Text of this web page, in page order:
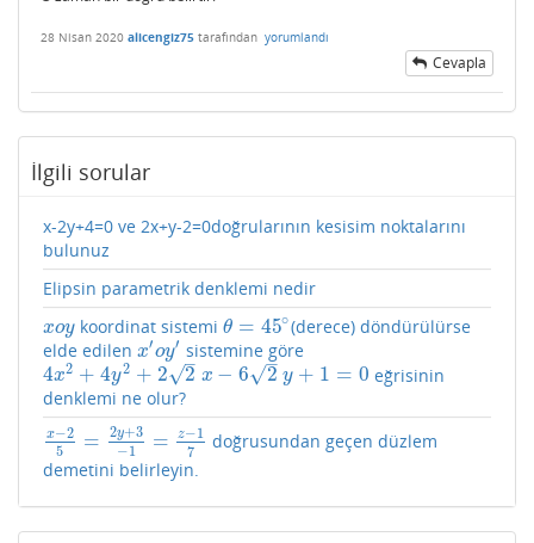
28 Nisan 2020 alicengiz75 tarafından yorumlandı
Cevapla
İlgili sorular
x-2y+4=0 ve 2x+y-2=0doğrularının kesisim noktalarını
bulunuz
Elipsin parametrik denklemi nedir
xoy
xoy koordinat sistemiθ = 45∘
θ =45∘
(derece) döndürülürse
elde edilen x′oy′
x′oy′ sistemine göre
4x2 + 4y2 + 2 2
–
√ x − 6 2
–
√ y + 1 = 0
4x2+ 4y 2+22 x− 62y+1 =0
eğrisinin
denklemi ne olur?
x−2
5
= 2y+3
−1 = z−1
7
x−25 =2 +3−1 =z− 17
doğrusundan geçen düzlem
demetini belirleyin.